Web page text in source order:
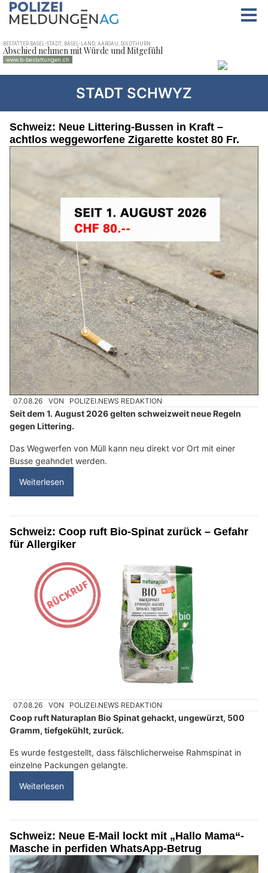
STADT SCHWYZ
Schweiz: Neue Littering-Bussen in Kraft –
achtlos weggeworfene Zigarette kostet 80 Fr.
07.08.26 VON POLIZEI.NEWS REDAKTION
Seit dem 1. August 2026 gelten schweizweit neue Regeln
gegen Littering.
Das Wegwerfen von Müll kann neu direkt vor Ort mit einer
Busse geahndet werden.
Weiterlesen
Schweiz: Coop ruft Bio-Spinat zurück – Gefahr
für Allergiker
07.08.26 VON POLIZEI.NEWS REDAKTION
Coop ruft Naturaplan Bio Spinat gehackt, ungewürzt, 500
Gramm, tiefgekühlt, zurück.
Es wurde festgestellt, dass fälschlicherweise Rahmspinat in
einzelne Packungen gelangte.
Weiterlesen
Schweiz: Neue E-Mail lockt mit „Hallo Mama“-
Masche in perfiden WhatsApp-Betrug